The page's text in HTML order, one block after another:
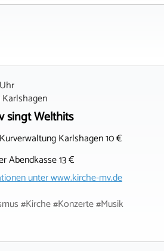
Karlshagen
singt Welthits
Karlshagen 10 €
Abendkasse 13 €
unterwww.kirche-mv.de
#Kirche #Konzerte #Musik